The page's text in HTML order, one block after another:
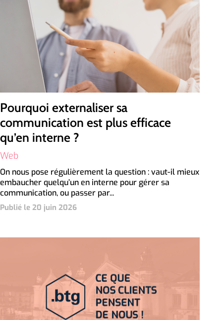
Pourquoi externaliser sa
communication est plus efficace
qu’en interne ?
Web
On nous pose régulièrement la question : vaut-il mieux
embaucher quelqu’un en interne pour gérer sa
communication, ou passer par...
Publié le 20 juin 2026